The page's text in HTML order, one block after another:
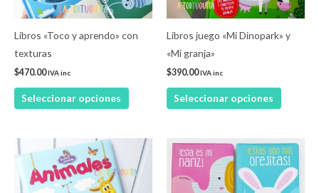
Libros «Toco y aprendo» con
texturas
$470.00IVA inc
Seleccionar opciones
se
producto
Libros juego «Mi Dinopark» y
«Mi granja»
$390.00IVA inc
Seleccionar opciones
se
Este
tiene